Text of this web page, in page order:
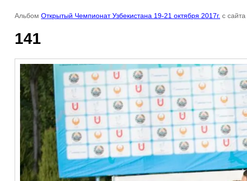
Альбом Открытый Чемпионат Узбекистана 19-21 октября 2017г. с сайта
141